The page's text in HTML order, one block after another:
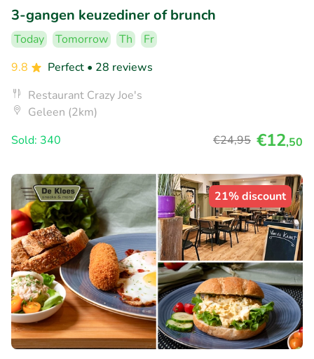
3-gangen keuzediner of brunch
Today Tomorrow Th
Fr
9.8
Perfect • 28 reviews
Restaurant Crazy Joe's
Geleen (2km)
Sold: 340
€24,95 €12,50
21% discount